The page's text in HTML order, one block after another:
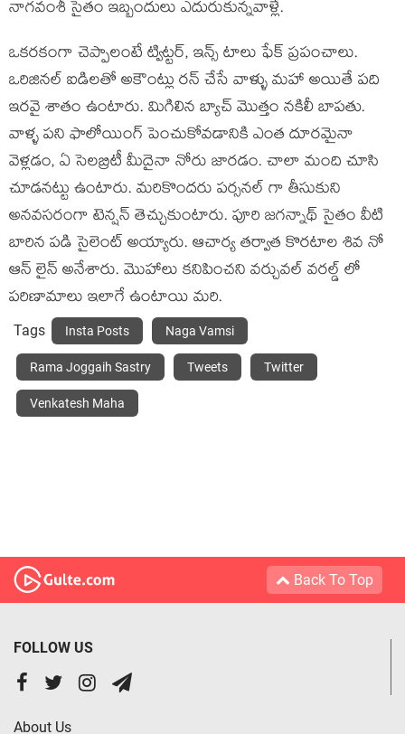
నాగవంశీ సైతం ఇబ్బందులు ఎదురుకున్నవాళ్లే.
ఒకరకంగా చెప్పాలంటే ట్విట్టర్, ఇన్స్ టాలు ఫేక్ ప్రపంచాలు.
ఒరిజినల్ ఐడిలతో అకౌంట్లు రన్ చేసే వాళ్ళు మహా అయితే పది
ఇరవై శాతం ఉంటారు. మిగిలిన బ్యాచ్ మొత్తం నకిలీ బాపతు.
వాళ్ళ పని ఫాలోయింగ్ పెంచుకోవడానికి ఎంత దూరమైనా
వెళ్లడం, ఏ సెలబ్రిటీ మీదైనా నోరు జారడం. చాలా మంది చూసి
చూడనట్టు ఉంటారు. మరికొందరు పర్సనల్ గా తీసుకుని
అనవసరంగా టెన్షన్ తెచ్చుకుంటారు. పూరి జగన్నాథ్ సైతం వీటి
బారిన పడి సైలెంట్ అయ్యారు. ఆచార్య తర్వాత కొరటాల శివ నో
ఆన్ లైన్ అనేశారు. మొహాలు కనిపించని వర్చువల్ వరల్డ్ లో
పరిణామాలు ఇలాగే ఉంటాయి మరి.
Tags Insta Posts Naga Vamsi
Rama Joggaih Sastry Tweets Twitter
Venkatesh Maha
Back To Top
FOLLOW US
About Us